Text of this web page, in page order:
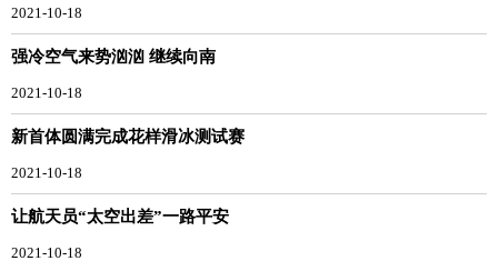
2021-10-18
强冷空气来势汹汹 继续向南
2021-10-18
新首体圆满完成花样滑冰测试赛
2021-10-18
让航天员“太空出差”一路平安
2021-10-18